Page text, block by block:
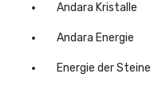
Andara Kristalle
Andara Energie
Energie der Steine